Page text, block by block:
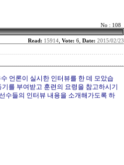
No : 108
Read: 15914 Vote: 6, Date: 2015/02/23
언론이 실시한 인터뷰를 한 데 모았습
를 부여받고 훈련의 요령을 참고하시기
수들의 인터뷰 내용을 소개해가도록 하